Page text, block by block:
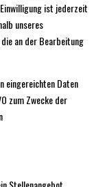
ist jederzeit
unseres
an der Bearbeitung
eingereichten Daten
zum Zwecke der